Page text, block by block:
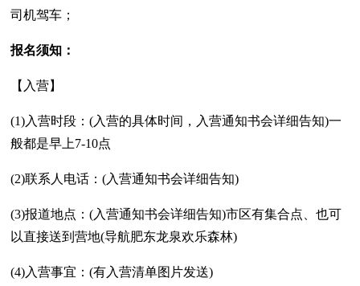
司机驾车；
报名须知：
【入营】
(1)入营时段：(入营的具体时间，入营通知书会详细告知)一
般都是早上7-10点
(2)联系人电话：(入营通知书会详细告知)
(3)报道地点：(入营通知书会详细告知)市区有集合点、也可
以直接送到营地(导航肥东龙泉欢乐森林)
(4)入营事宜：(有入营清单图片发送)